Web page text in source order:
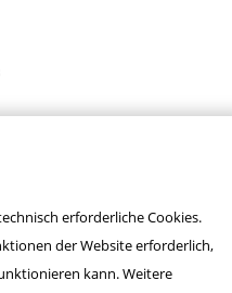
erforderliche Cookies.
der Website erforderlich,
kann. Weitere